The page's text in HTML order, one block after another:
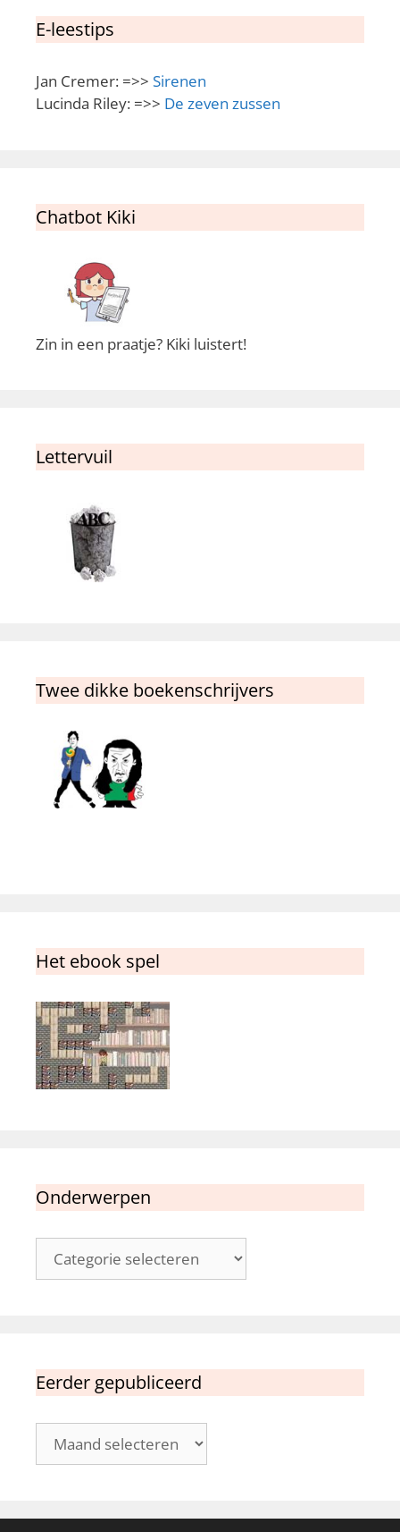
E-leestips
Jan Cremer: =>> Sirenen
Lucinda Riley: =>> De zeven zussen
Chatbot Kiki
Zin in een praatje? Kiki luistert!
Lettervuil
Twee dikke boekenschrijvers
Het ebook spel
Onderwerpen
Onderwerpen
Eerder gepubliceerd
gepubliceerd